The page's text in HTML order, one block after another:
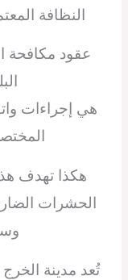
النظافة
عقود مكافحة
هي إجراءات
هكذا تهدف
الحشرات
تُعد مدينة